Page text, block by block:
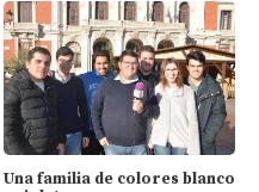
Una familia de colores blanco